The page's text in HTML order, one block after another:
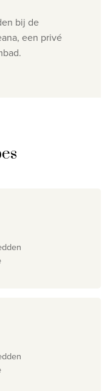
bij de
een privé